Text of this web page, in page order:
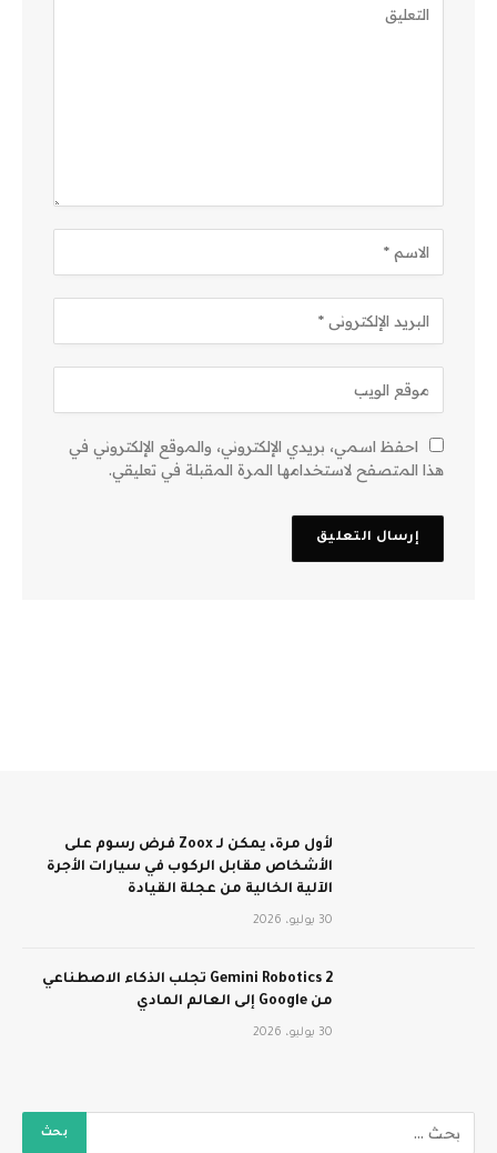
احفظ اسمي، بريدي الإلكتروني، والموقع الإلكتروني في
هذا المتصفح لاستخدامها المرة المقبلة في تعليقي.
لأول مرة، يمكن لـ Zoox فرض رسوم على
الأشخاص مقابل الركوب في سيارات الأجرة
الآلية الخالية من عجلة القيادة
30 يوليو، 2026
Gemini Robotics 2 تجلب الذكاء الاصطناعي
من Google إلى العالم المادي
30 يوليو، 2026